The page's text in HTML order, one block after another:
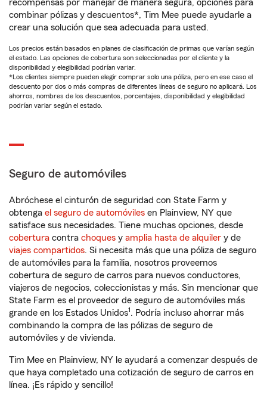
recompensas por manejar de manera segura, opciones para
combinar pólizas y descuentos*, Tim Mee puede ayudarle a
crear una solución que sea adecuada para usted.
Los precios están basados en planes de clasificación de primas que varían según
el estado. Las opciones de cobertura son seleccionadas por el cliente y la
disponibilidad y elegibilidad podrían variar.
*Los clientes siempre pueden elegir comprar solo una póliza, pero en ese caso el
descuento por dos o más compras de diferentes líneas de seguro no aplicará. Los
ahorros, nombres de los descuentos, porcentajes, disponibilidad y elegibilidad
podrían variar según el estado.
Seguro de automóviles
Abróchese el cinturón de seguridad con State Farm y
obtenga el seguro de automóviles en Plainview, NY que
satisface sus necesidades. Tiene muchas opciones, desde
cobertura contra choques y amplia hasta de alquiler y de
viajes compartidos. Si necesita más que una póliza de seguro
de automóviles para la familia, nosotros proveemos
cobertura de seguro de carros para nuevos conductores,
viajeros de negocios, coleccionistas y más. Sin mencionar que
State Farm es el proveedor de seguro de automóviles más
grande en los Estados Unidos1. Podría incluso ahorrar más
combinando la compra de las pólizas de seguro de
automóviles y de vivienda.
Tim Mee en Plainview, NY le ayudará a comenzar después de
que haya completado una cotización de seguro de carros en
línea. ¡Es rápido y sencillo!